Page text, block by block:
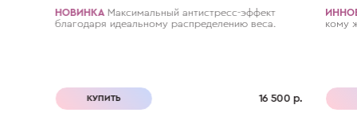
НОВИНКА Максимальный антистресc-эффект
благодаря идеальному распределению веса.
КУПИТЬ 16 500 р.
кому